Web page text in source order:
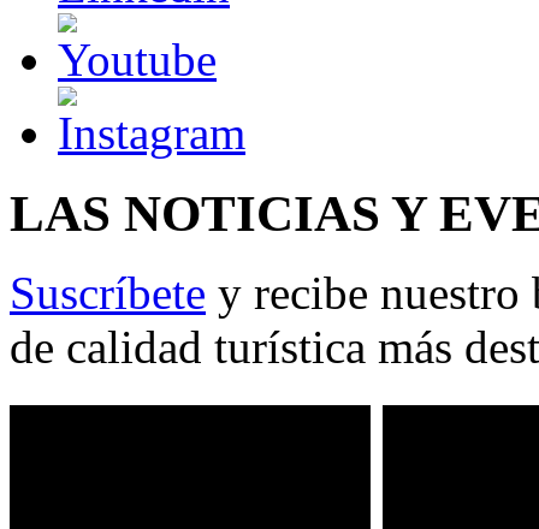
LAS NOTICIAS Y
Suscríbete y recibe nuestro
de calidad turística más